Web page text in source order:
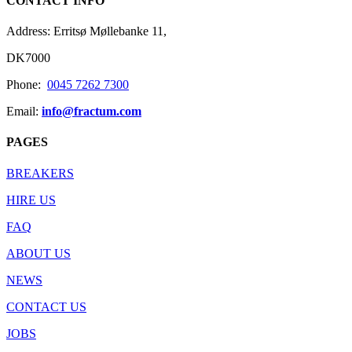
Address: Erritsø Møllebanke 11,
DK7000
Phone: 0045 7262 7300
Email: info@fractum.com
PAGES
BREAKERS
HIRE US
FAQ
ABOUT US
NEWS
CONTACT US
JOBS